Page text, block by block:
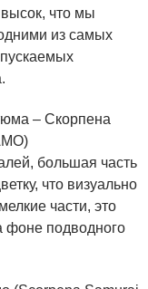
что мы
из самых
– Скорпена
большая часть
что визуально
части, это
фоне подводного